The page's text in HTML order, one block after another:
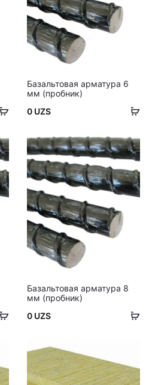
В
В
Базальтовая арматура 6
мм (пробник)
0 UZS
В
В
Базальтовая арматура 8
мм (пробник)
0 UZS